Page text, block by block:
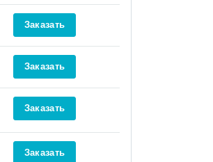
Заказать
Заказать
Заказать
Заказать